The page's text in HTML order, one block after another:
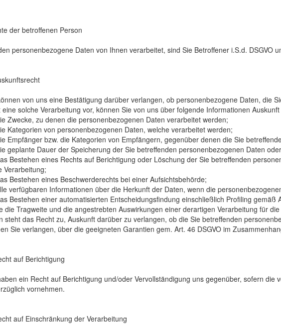
der betroffenen Person
personenbezogene Daten von Ihnen verarbeitet, sind Sie Betroffener i.S.d. DSGVO
von uns eine Bestätigung darüber verlangen, ob personenbezogene Daten, die
eine solche Verarbeitung vor, können Sie von uns über folgende Informationen
Zwecke, zu denen die personenbezogenen Daten verarbeitet werden;
Kategorien von personenbezogenen Daten, welche verarbeitet werden;
Empfänger bzw. die Kategorien von Empfängern, gegenüber denen die Sie
geplante Dauer der Speicherung der Sie betreffenden personenbezogenen Daten
Bestehen eines Rechts auf Berichtigung oder Löschung der Sie betreffenden
Verarbeitung;
Bestehen eines Beschwerderechts bei einer Aufsichtsbehörde;
verfügbaren Informationen über die Herkunft der Daten, wenn die
Bestehen einer automatisierten Entscheidungsfindung einschließlich Profiling
die Tragweite und die angestrebten Auswirkungen einer derartigen Verarbeitung für
steht das Recht zu, Auskunft darüber zu verlangen, ob die Sie betreffenden
Sie verlangen, über die geeigneten Garantien gem. Art. 46 DSGVO im
auf Berichtigung
ein Recht auf Berichtigung und/oder Vervollständigung uns gegenüber, sofern
vornehmen.
auf Einschränkung der Verarbeitung